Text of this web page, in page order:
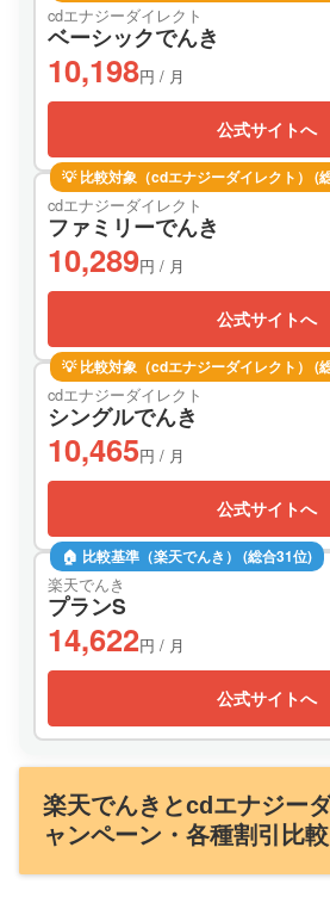
cdエナジーダイレクト
ベーシックでんき
10,198円 / 月
公式サイトへ
💡 比較対象（cdエナジーダイレクト） (
cdエナジーダイレクト
ファミリーでんき
10,289円 / 月
公式サイトへ
💡 比較対象（cdエナジーダイレクト） (
cdエナジーダイレクト
シングルでんき
10,465円 / 月
公式サイトへ
🏠 比較基準（楽天でんき） (総合31位)
楽天でんき
プランS
14,622円 / 月
公式サイトへ
楽天でんきとcdエナジー
ャンペーン・各種割引比較